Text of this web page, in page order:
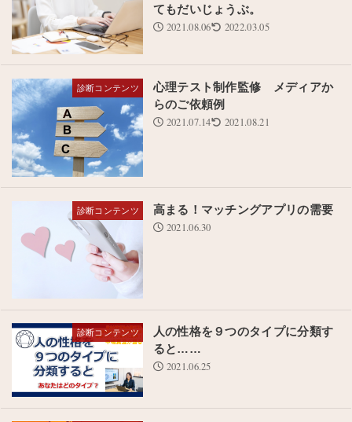
てもだいじょうぶ。
2021.08.06 2022.03.05
診断コンテンツ
心理テスト制作監修 メディアか
らのご依頼例
2021.07.14 2021.08.21
診断コンテンツ 高まる！マッチングアプリの需要
2021.06.30
診断コンテンツ
人の性格を９つのタイプに分類す
ると……
2021.06.25